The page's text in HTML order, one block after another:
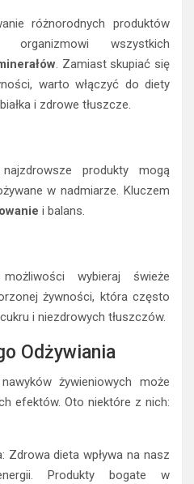
różnorodnych produktów
organizmowi wszystkich
. Zamiast skupiać się
warto włączyć do diety
i zdrowe tłuszcze.
produkty mogą
w nadmiarze. Kluczem
i balans.
wybieraj świeże
żywności, która często
i niezdrowych tłuszczów.
Odżywiania
żywieniowych może
efektów. Oto niektóre z nich:
Zdrowa dieta wpływa na nasz
Produkty bogate w